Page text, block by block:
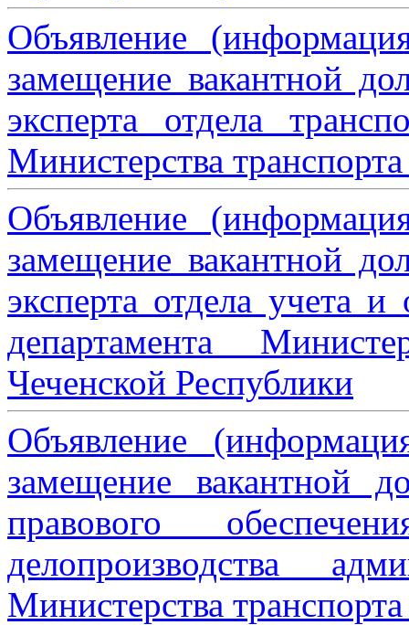
Объявление
замещение вакантной
эксперта отдела
Министерства
Объявление
замещение вакантной
эксперта отдела учета и
департамента
Чеченской Республики
Объявление
замещение вакантной
правового
делопроизводства
Министерства